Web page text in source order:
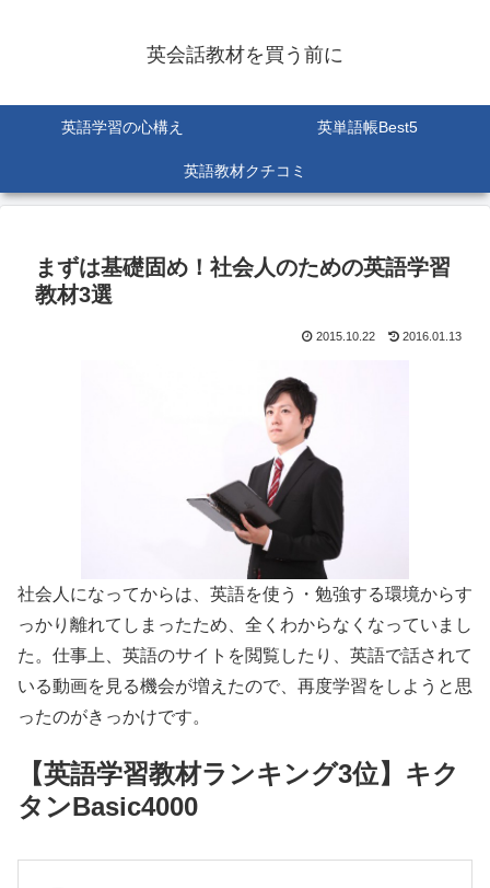
英会話教材を買う前に
英語学習の心構え 英単語帳Best5
英語教材クチコミ
まずは基礎固め！社会人のための英語学習
教材3選
2015.10.22 2016.01.13
社会人になってからは、英語を使う・勉強する環境からす
っかり離れてしまったため、全くわからなくなっていまし
た。仕事上、英語のサイトを閲覧したり、英語で話されて
いる動画を見る機会が増えたので、再度学習をしようと思
ったのがきっかけです。
【英語学習教材ランキング3位】キク
タンBasic4000